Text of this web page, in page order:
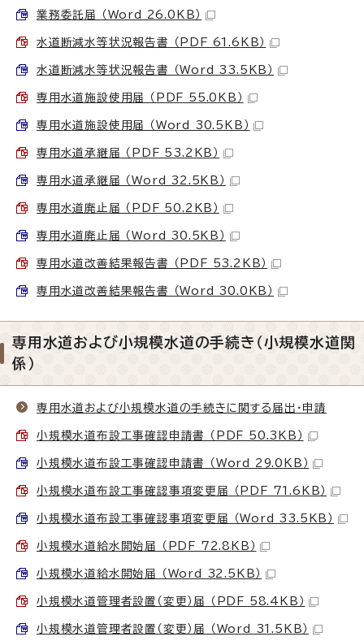
業務委託届 （Word 26.0KB）
水道断減水等状況報告書 （PDF 61.6KB）
水道断減水等状況報告書 （Word 33.5KB）
専用水道施設使用届 （PDF 55.0KB）
専用水道施設使用届 （Word 30.5KB）
専用水道承継届 （PDF 53.2KB）
専用水道承継届 （Word 32.5KB）
専用水道廃止届 （PDF 50.2KB）
専用水道廃止届 （Word 30.5KB）
専用水道改善結果報告書 （PDF 53.2KB）
専用水道改善結果報告書 （Word 30.0KB）
専用水道および小規模水道の手続き（小規模水道関
係）
専用水道および小規模水道の手続きに関する届出・申請
小規模水道布設工事確認申請書 （PDF 50.3KB）
小規模水道布設工事確認申請書 （Word 29.0KB）
小規模水道布設工事確認事項変更届 （PDF 71.6KB）
小規模水道布設工事確認事項変更届 （Word 33.5KB）
小規模水道給水開始届 （PDF 72.8KB）
小規模水道給水開始届 （Word 32.5KB）
小規模水道管理者設置（変更）届 （PDF 58.4KB）
小規模水道管理者設置（変更）届 （Word 31.5KB）